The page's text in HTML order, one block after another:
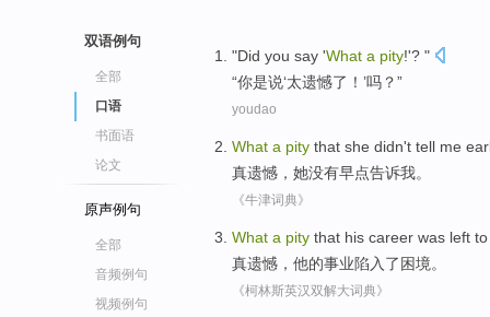
双语例句
全部
口语
书面语
论文
原声例句
全部
音频例句
视频例句
"Did you say 'What a pity!'? "
“你是说‘太遗憾了！’吗？”
youdao
What a pity that she didn't tell me
真遗憾， 她没有早点告诉我。
《牛津词典》
What a pity that his career was left to
真遗憾， 他的事业陷入了困境。
《柯林斯英汉双解大词典》